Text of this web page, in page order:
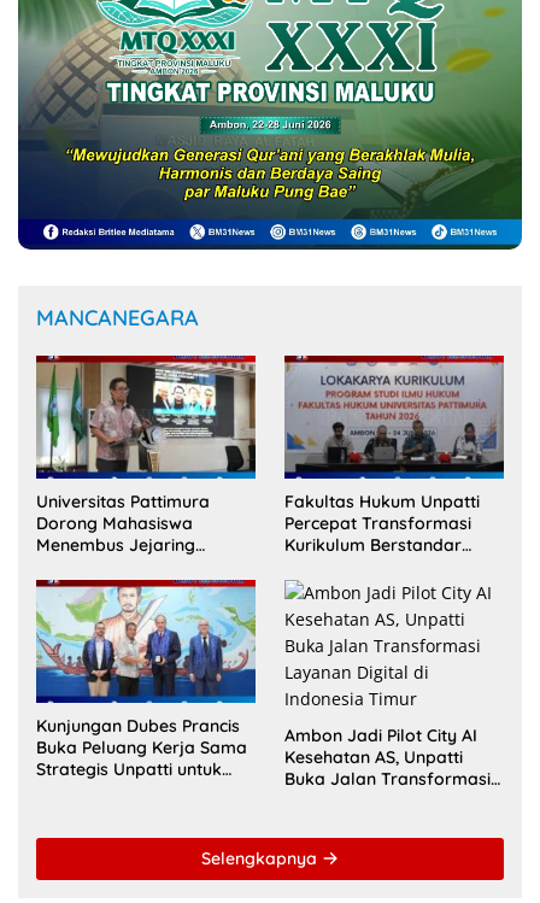
MANCANEGARA
Universitas Pattimura
Dorong Mahasiswa
Menembus Jejaring
Kolaborasi Diaspora
Indonesia
Fakultas Hukum Unpatti
Percepat Transformasi
Kurikulum Berstandar
Akreditasi ACQUIN
Kunjungan Dubes Prancis
Buka Peluang Kerja Sama
Strategis Unpatti untuk
Ambon Jadi Pilot City AI
Kesehatan AS, Unpatti
Buka Jalan Transformasi
Selengkapnya